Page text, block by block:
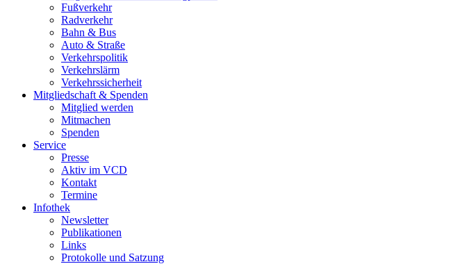
Fußverkehr
Radverkehr
Bahn & Bus
Auto & Straße
Verkehrspolitik
Verkehrslärm
Verkehrssicherheit
Mitgliedschaft & Spenden
Mitglied werden
Mitmachen
Spenden
Service
Presse
Aktiv im VCD
Kontakt
Termine
Infothek
Newsletter
Publikationen
Links
Protokolle und Satzung